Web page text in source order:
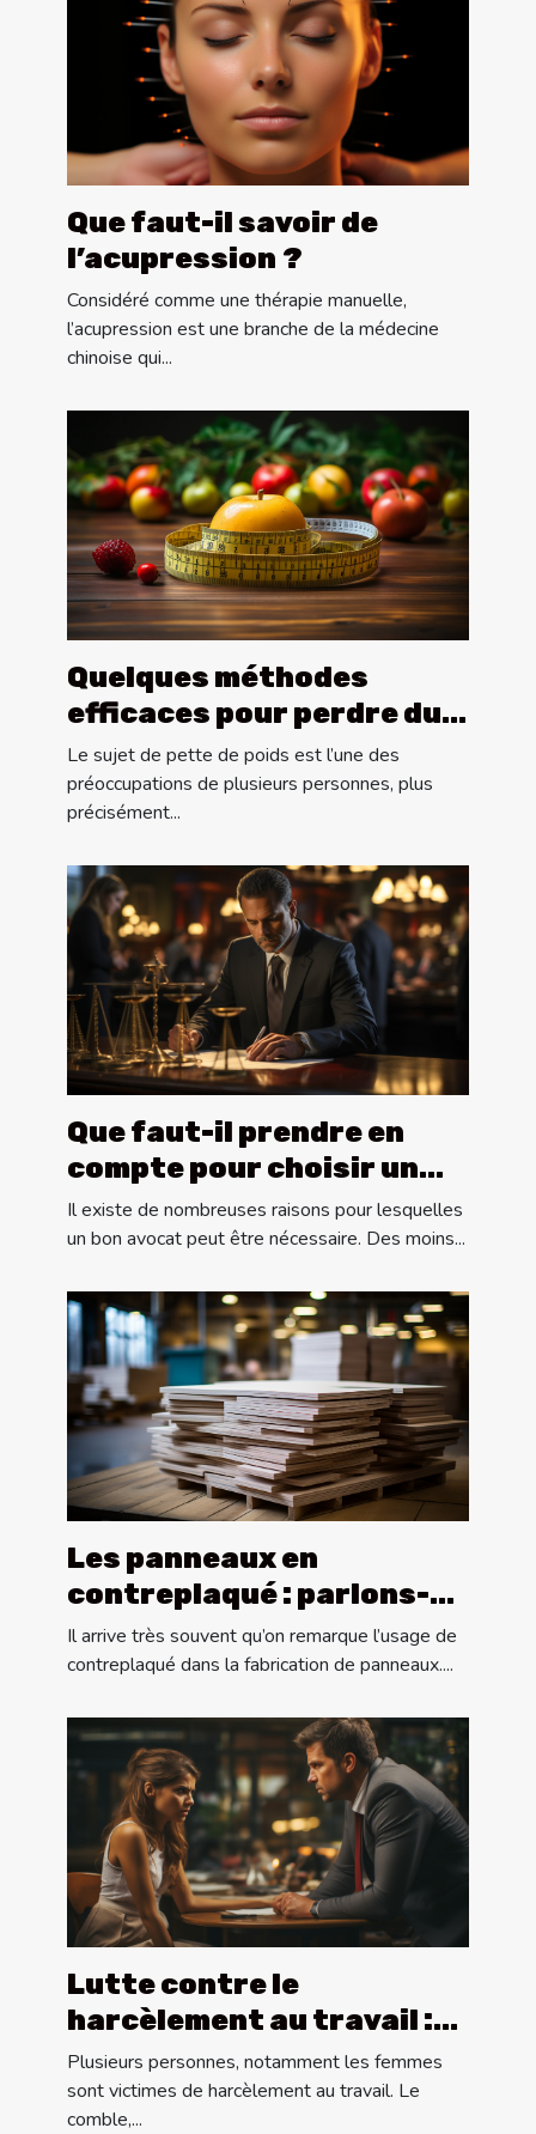
Que faut-il savoir de
l’acupression ?
Considéré comme une thérapie manuelle,
l’acupression est une branche de la médecine
chinoise qui...
Quelques méthodes
efficaces pour perdre du
poids ?
Le sujet de pette de poids est l’une des
préoccupations de plusieurs personnes, plus
précisément...
Que faut-il prendre en
compte pour choisir un
bon avocat ?
Il existe de nombreuses raisons pour lesquelles
un bon avocat peut être nécessaire. Des moins...
Les panneaux en
contreplaqué : parlons-
en !
Il arrive très souvent qu’on remarque l’usage de
contreplaqué dans la fabrication de panneaux....
Lutte contre le
harcèlement au travail :
quoi faire ?
Plusieurs personnes, notamment les femmes
sont victimes de harcèlement au travail. Le
comble,...